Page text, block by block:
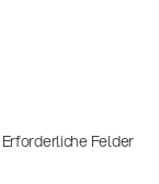
Erforderliche Felder